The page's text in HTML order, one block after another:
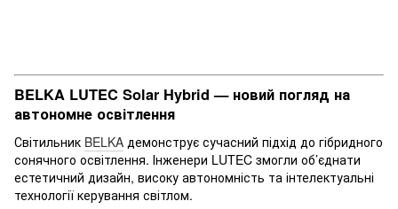
BELKA LUTEC Solar Hybrid — новий погляд на
автономне освітлення
Світильник BELKA демонструє сучасний підхід до гібридного
сонячного освітлення. Інженери LUTEC змогли об’єднати
естетичний дизайн, високу автономність та інтелектуальні
технології керування світлом.